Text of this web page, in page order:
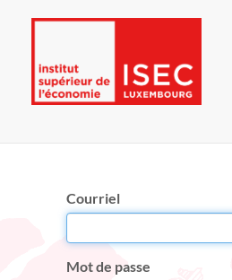
Courriel
Mot de passe